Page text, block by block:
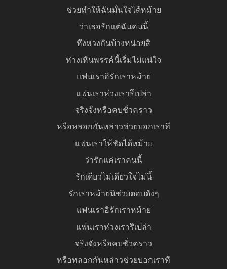
ช่วยทำให้ฉันมั่นใจได้หม้าย
ว่าเธอรักแต่ฉันคนนี้
หึงหวงกันบ้างหน่อยสิ
ห่างเหินพรรค์นี้เริ่มไม่แน่ใจ
แฟนเราอิรักเราหม้าย
แฟนเราห่วงเรารึเปล่า
จริงจังหรือคบชั่วคราว
หรือหลอกกันหล่าวช่วยบอกเราที
แฟนเราให้ชัดได้หม้าย
ว่ารักแค่เราคนนี้
รักเดียวไม่เดียวใจไม่นี้
รักเราหม้ายนิช่วยตอบดังๆ
แฟนเราอิรักเราหม้าย
แฟนเราห่วงเรารึเปล่า
จริงจังหรือคบชั่วคราว
หรือหลอกกันหล่าวช่วยบอกเราที